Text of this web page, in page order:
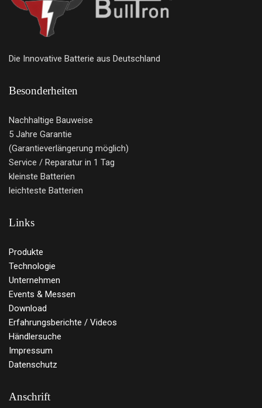
Die Innovative Batterie aus Deutschland
Besonderheiten
Nachhaltige Bauweise
5 Jahre Garantie
(Garantieverlängerung möglich)
Service / Reparatur in 1 Tag
kleinste Batterien
leichteste Batterien
Links
Produkte
Technologie
Unternehmen
Events & Messen
Download
Erfahrungsberichte / Videos
Händlersuche
Impressum
Datenschutz
Anschrift